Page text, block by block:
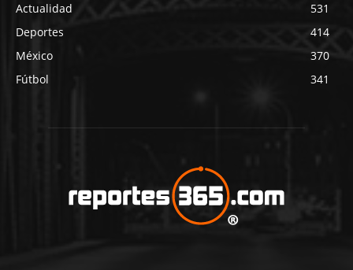
Actualidad
531
Deportes
414
México
370
Fútbol
341